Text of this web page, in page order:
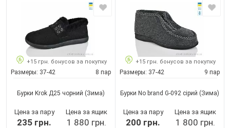
+15 грн. бонусов за покупку
Размеры: 37-42 8 пар
Бурки Krok Д25 чорний (Зима)
Цена за пару
235 грн.
Цена за ящик
1 880 грн.
+15 грн. бонусов за покупку
Размеры: 37-42 9 пар
Бурки No brand G-092 cірий (Зима)
Цена за пару
200 грн.
Цена за ящик
1 800 грн.